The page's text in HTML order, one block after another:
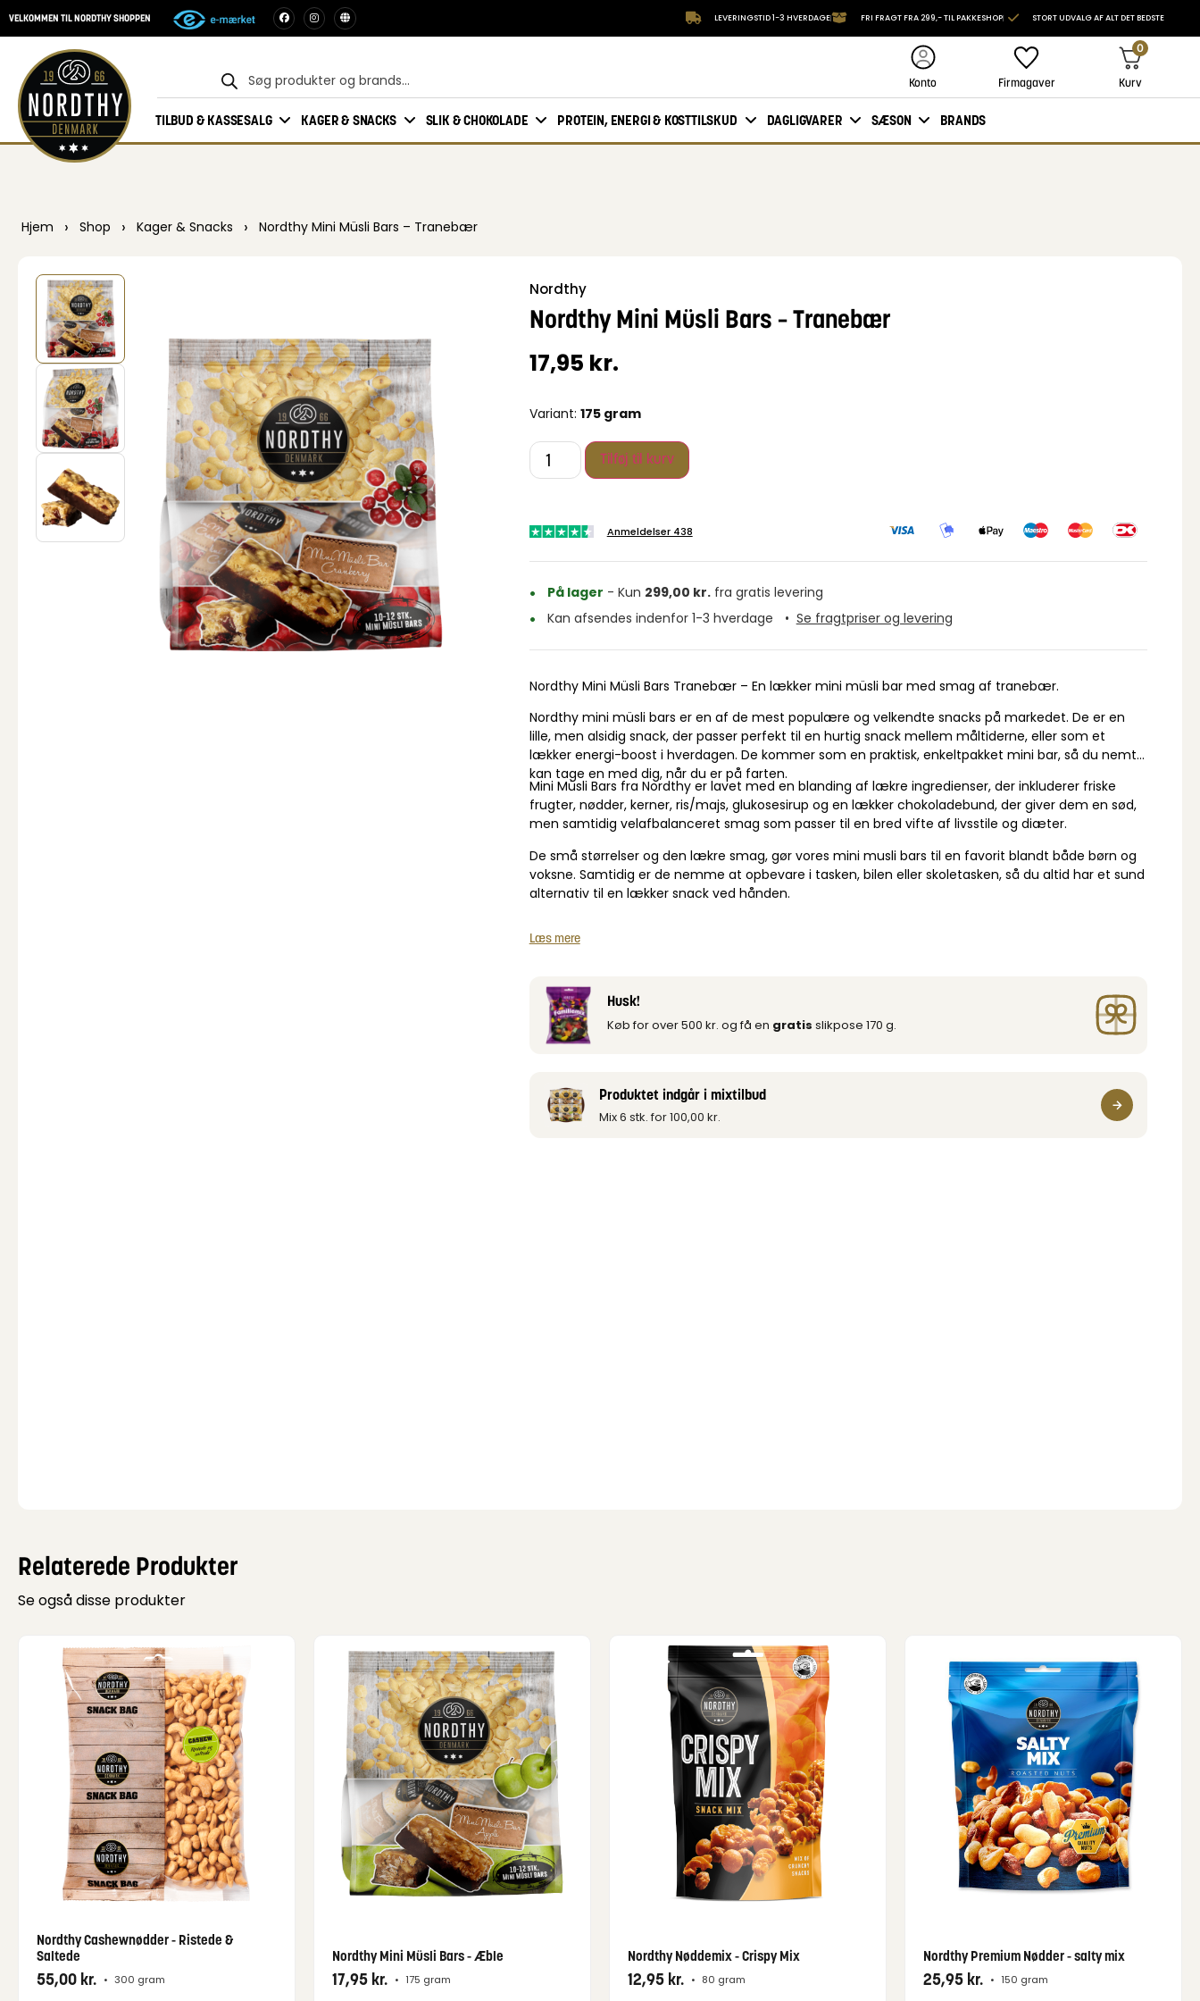
VELKOMMEN TIL NORDTHY SHOPPEN LEVERINGSTID 1-3 HVERDAGE FRI FRAGT FRA 299,- TIL PAKKESHOP STORT UDVALG AF ALT DET BEDSTE
Konto Firmagaver
0
Kurv
TILBUD & KASSESALG KAGER & SNACKS SLIK & CHOKOLADE PROTEIN, ENERGI & KOSTTILSKUD DAGLIGVARER SÆSON BRANDS
Hjem › Shop › Kager & Snacks › Nordthy Mini Müsli Bars – Tranebær
Nordthy
Nordthy Mini Müsli Bars – Tranebær
17,95 kr.
Variant: 175 gram
Tilføj til kurv
Anmeldelser 438
På lager - Kun 299,00 kr.fra gratis levering
Kan afsendes indenfor 1-3 hverdage
• Se fragtpriser og levering
Nordthy Mini Müsli Bars Tranebær – En lækker mini müsli bar med smag af tranebær.
Nordthy mini müsli bars er en af de mest populære og velkendte snacks på markedet. De er en
lille, men alsidig snack, der passer perfekt til en hurtig snack mellem måltiderne, eller som et
lækker energi-boost i hverdagen. De kommer som en praktisk, enkeltpakket mini bar, så du nemt
kan tage en med dig, når du er på farten.
Mini Müsli Bars fra Nordthy er lavet med en blanding af lækre ingredienser, der inkluderer friske
frugter, nødder, kerner, ris/majs, glukosesirup og en lækker chokoladebund, der giver dem en sød,
men samtidig velafbalanceret smag som passer til en bred vifte af livsstile og diæter.
De små størrelser og den lækre smag, gør vores mini musli bars til en favorit blandt både børn og
voksne. Samtidig er de nemme at opbevare i tasken, bilen eller skoletasken, så du altid har et sund
alternativ til en lækker snack ved hånden.
Læs mere
Husk!
Køb for over 500 kr. og få en gratis slikpose 170 g.
Produktet indgår i mixtilbud
Mix 6 stk. for100,00 kr.
Relaterede Produkter
Se også disse produkter
Nordthy Cashewnødder - Ristede &
Saltede
55,00 kr. • 300 gram
Nordthy Mini Müsli Bars - Æble
17,95 kr. • 175 gram
Nordthy Nøddemix - Crispy Mix
12,95 kr. • 80 gram
Nordthy Premium Nødder - salty mix
25,95 kr. • 150 gram